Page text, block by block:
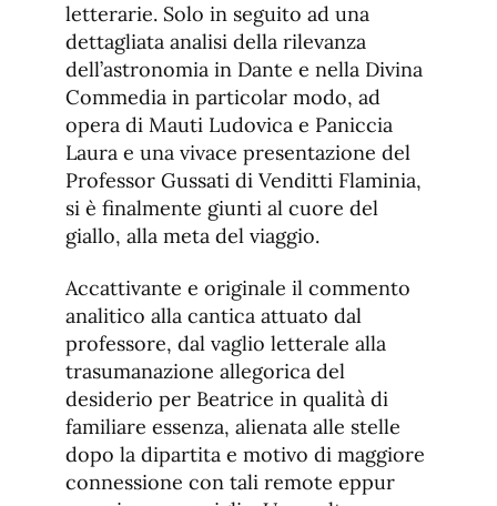
letterarie. Solo in seguito ad una
dettagliata analisi della rilevanza
dell’astronomia in Dante e nella Divina
Commedia in particolar modo, ad
opera di Mauti Ludovica e Paniccia
Laura e una vivace presentazione del
Professor Gussati di Venditti Flaminia,
si è finalmente giunti al cuore del
giallo, alla meta del viaggio.
Accattivante e originale il commento
analitico alla cantica attuato dal
professore, dal vaglio letterale alla
trasumanazione allegorica del
desiderio per Beatrice in qualità di
familiare essenza, alienata alle stelle
dopo la dipartita e motivo di maggiore
connessione con tali remote eppur